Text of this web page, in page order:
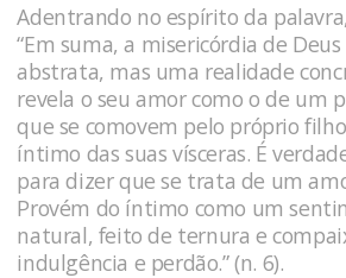
Adentrando no espírito da
“Em suma, a misericórdia de
abstrata, mas uma realidade
revela o seu amor como o de um
que se comovem pelo próprio
íntimo das suas vísceras. É
para dizer que se trata de um
Provém do íntimo como um
natural, feito de ternura e
indulgência e perdão.” (n. 6).